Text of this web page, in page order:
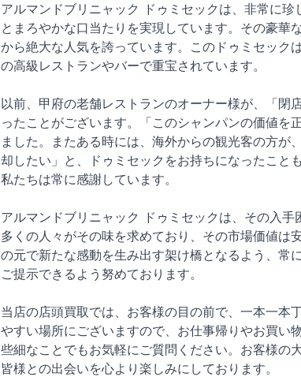
アルマンドブリニャック ドゥミセックは、非常に
とまろやかな口当たりを実現しています。その豪
から絶大な人気を誇っています。このドゥミセック
の高級レストランやバーで重宝されています。
以前、甲府の老舗レストランのオーナー様が、「閉
ったことがございます。「このシャンパンの価値を
ました。またある時には、海外からの観光客の方
却したい」と、ドゥミセックをお持ちになったこと
私たちは常に感謝しています。
アルマンドブリニャック ドゥミセックは、その入
多くの人々がその味を求めており、その市場価値は
の元で新たな感動を生み出す架け橋となるよう、常
ご提示できるよう努めております。
当店の店頭買取では、お客様の目の前で、一本一本
やすい場所にございますので、お仕事帰りやお買い
些細なことでもお気軽にご質問ください。お客様の
皆様との出会いを心より楽しみにしております。